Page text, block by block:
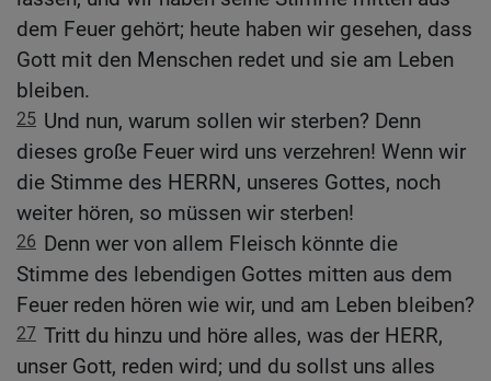
dem Feuer gehört; heute haben wir gesehen, dass
Gott mit den Menschen redet und sie am Leben
bleiben.
25 Und nun, warum sollen wir sterben? Denn
dieses große Feuer wird uns verzehren! Wenn wir
die Stimme des HERRN, unseres Gottes, noch
weiter hören, so müssen wir sterben!
26 Denn wer von allem Fleisch könnte die
Stimme des lebendigen Gottes mitten aus dem
Feuer reden hören wie wir, und am Leben bleiben?
27 Tritt du hinzu und höre alles, was der HERR,
unser Gott, reden wird; und du sollst uns alles